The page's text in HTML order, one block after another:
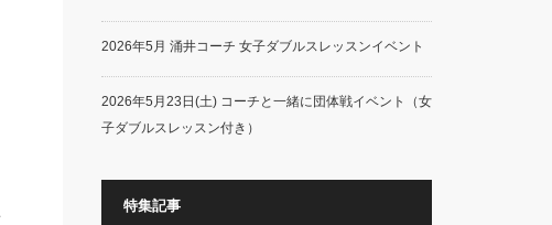
2026年5月 涌井コーチ 女子ダブルスレッスンイベント
2026年5月23日(土) コーチと一緒に団体戦イベント（女
子ダブルスレッスン付き）
特集記事